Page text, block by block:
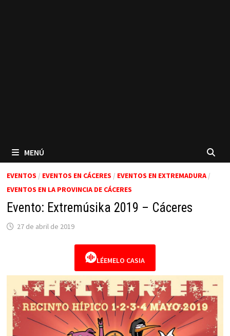
MENÚ
EVENTOS / EVENTOS EN CÁCERES / EVENTOS EN EXTREMADURA/
EVENTOS EN LA PROVINCIA DE CÁCERES
Evento: Extremúsika 2019 – Cáceres
27 de abril de 2019
LÉEMELO CASIA